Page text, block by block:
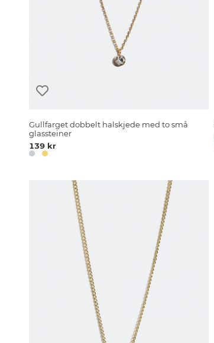
Gullfarget dobbelt halskjede med to små
glassteiner
139 kr